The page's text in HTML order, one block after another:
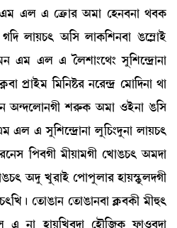
&º & ëyû¡à¹ "³à ëÒ>¤>à =¤A¡
ºàÚW¡; "[Î ºàA¡[Å>¤à R¡ì´ÃàÒü
&³ &º & íºÅà}ì=} Îå[Åì@ƒøà>à
šøàÒü³ [³[>Ê¡¹ >ì¹@ƒø ë³à[ƒ>à =à
Å¹ç¡A¡ "³à *Òü>à R¡[Î
&º & Îå[Åì@ƒøà>à ºå[W¡}ƒå>à ºàÚW¡;
[š¤Kã ³ãÚà³Kã ëJàR¡W¡; "³ƒà
"ƒå Jå¹àÒü ëšàšåºà¹ ÒàÚÑHåþºƒKã
ët¡àR¡à> ët¡àR¡à>¤à AÃ¡¤A¡ã ³ã×;